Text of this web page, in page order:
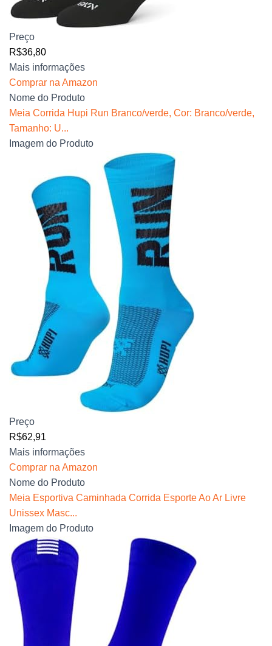
Preço
R$36,80
Mais informações
Comprar na Amazon
Nome do Produto
Meia Corrida Hupi Run Branco/verde, Cor: Branco/verde,
Tamanho: U...
Imagem do Produto
Preço
R$62,91
Mais informações
Comprar na Amazon
Nome do Produto
Meia Esportiva Caminhada Corrida Esporte Ao Ar Livre
Unissex Masc...
Imagem do Produto